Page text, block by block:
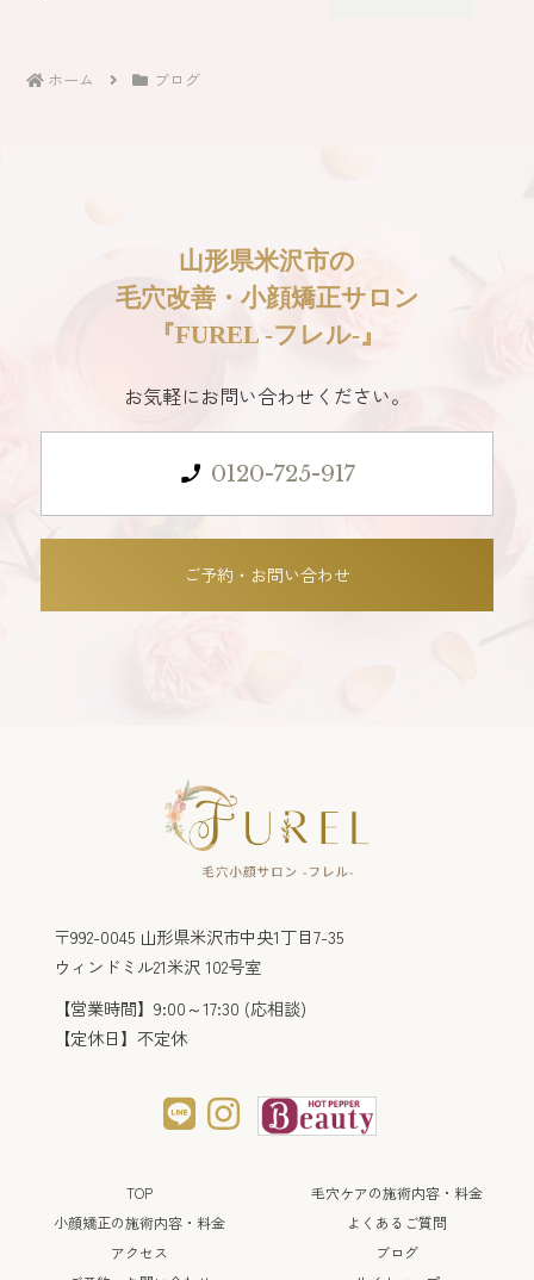
ホーム ブログ
山形県米沢市の
毛穴改善・小顔矯正サロン
『FUREL -フレル-』
お気軽にお問い合わせください。
0120-725-917
ご予約・お問い合わせ
〒992-0045 山形県米沢市中央1丁目7-35
ウィンドミル21米沢 102号室
【営業時間】9:00～17:30 (応相談)
【定休日】不定休
TOP
毛穴ケアの施術内容・料金
小顔矯正の施術内容・料金
よくあるご質問
アクセス
ブログ